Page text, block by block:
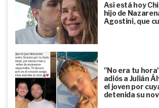
Así está hoy
hijo de
Agostini, que
"No era tu
adiós a Julián
el joven por
detenida su